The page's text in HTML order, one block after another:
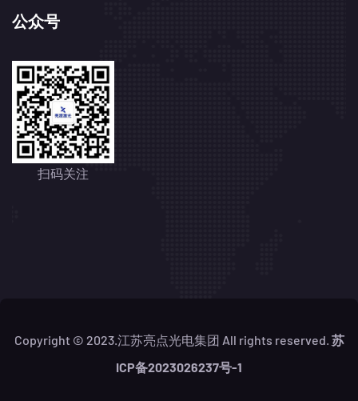
公众号
扫码关注
Copyright © 2023.江苏亮点光电集团 All rights reserved. 苏
ICP备2023026237号-1